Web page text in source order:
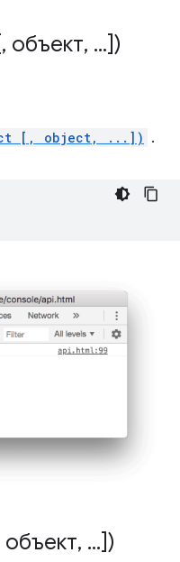
, объект, ...])
[, object, ...]) .
объект, ...])